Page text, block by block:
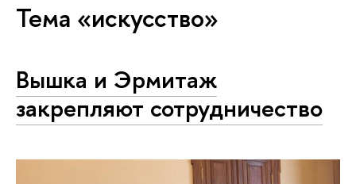
Тема «искусство»
Вышка и Эрмитаж
закрепляют сотрудничество